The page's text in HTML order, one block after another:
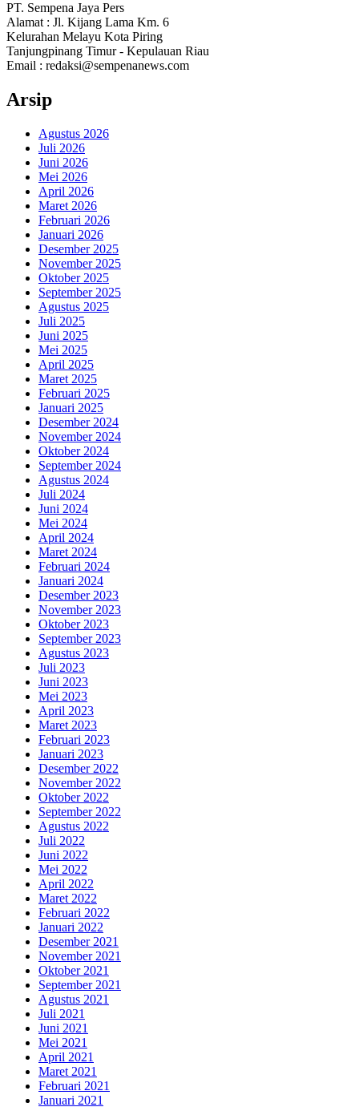
PT. Sempena Jaya Pers
Alamat : Jl. Kijang Lama Km. 6
Kelurahan Melayu Kota Piring
Tanjungpinang Timur - Kepulauan Riau
Email : redaksi@sempenanews.com
Arsip
Agustus 2026
Juli 2026
Juni 2026
Mei 2026
April 2026
Maret 2026
Februari 2026
Januari 2026
Desember 2025
November 2025
Oktober 2025
September 2025
Agustus 2025
Juli 2025
Juni 2025
Mei 2025
April 2025
Maret 2025
Februari 2025
Januari 2025
Desember 2024
November 2024
Oktober 2024
September 2024
Agustus 2024
Juli 2024
Juni 2024
Mei 2024
April 2024
Maret 2024
Februari 2024
Januari 2024
Desember 2023
November 2023
Oktober 2023
September 2023
Agustus 2023
Juli 2023
Juni 2023
Mei 2023
April 2023
Maret 2023
Februari 2023
Januari 2023
Desember 2022
November 2022
Oktober 2022
September 2022
Agustus 2022
Juli 2022
Juni 2022
Mei 2022
April 2022
Maret 2022
Februari 2022
Januari 2022
Desember 2021
November 2021
Oktober 2021
September 2021
Agustus 2021
Juli 2021
Juni 2021
Mei 2021
April 2021
Maret 2021
Februari 2021
Januari 2021